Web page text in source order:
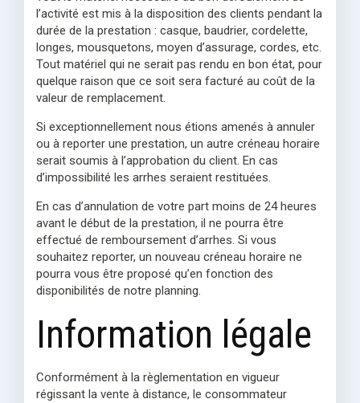
l’activité est mis à la disposition des clients pendant la
durée de la prestation : casque, baudrier, cordelette,
longes, mousquetons, moyen d’assurage, cordes, etc.
Tout matériel qui ne serait pas rendu en bon état, pour
quelque raison que ce soit sera facturé au coût de la
valeur de remplacement.
Si exceptionnellement nous étions amenés à annuler
ou à reporter une prestation, un autre créneau horaire
serait soumis à l’approbation du client. En cas
d’impossibilité les arrhes seraient restituées.
En cas d’annulation de votre part moins de 24 heures
avant le début de la prestation, il ne pourra être
effectué de remboursement d’arrhes. Si vous
souhaitez reporter, un nouveau créneau horaire ne
pourra vous être proposé qu’en fonction des
disponibilités de notre planning.
Information légale
Conformément à la règlementation en vigueur
régissant la vente à distance, le consommateur